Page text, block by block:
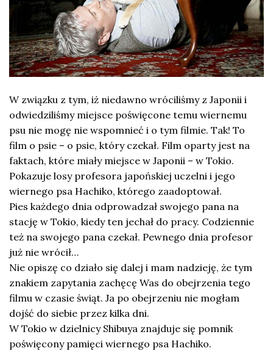
W związku z tym, iż niedawno wróciliśmy z Japonii i
odwiedziliśmy miejsce poświęcone temu wiernemu
psu nie mogę nie wspomnieć i o tym filmie. Tak! To
film o psie – o psie, który czekał. Film oparty jest na
faktach, które miały miejsce w Japonii – w Tokio.
Pokazuje losy profesora japońskiej uczelni i jego
wiernego psa Hachiko, którego zaadoptował.
Pies każdego dnia odprowadzał swojego pana na
stację w Tokio, kiedy ten jechał do pracy. Codziennie
też na swojego pana czekał. Pewnego dnia profesor
już nie wrócił…
Nie opiszę co działo się dalej i mam nadzieję, że tym
znakiem zapytania zachęcę Was do obejrzenia tego
filmu w czasie świąt. Ja po obejrzeniu nie mogłam
dojść do siebie przez kilka dni.
W Tokio w dzielnicy Shibuya znajduje się pomnik
poświęcony pamięci wiernego psa Hachiko.